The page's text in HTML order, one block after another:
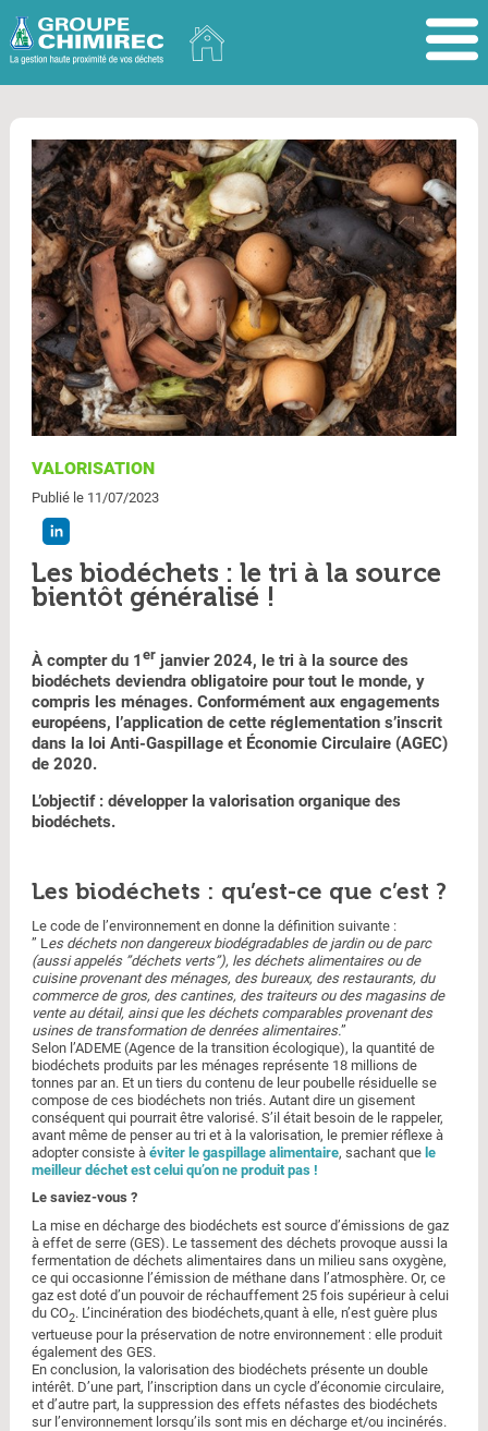
VALORISATION
Publié le 11/07/2023
Les biodéchets : le tri à la source
bientôt généralisé !
À compter du 1 erjanvier 2024, le tri à la source des
biodéchets deviendra obligatoire pour tout le monde, y
compris les ménages. Conformément aux engagements
européens, l’application de cette réglementation s’inscrit
dans la loi Anti-Gaspillage et Économie Circulaire (AGEC)
de 2020.
L’objectif : développer la valorisation organique des
biodéchets.
Les biodéchets : qu’est-ce que c’est ?
Le code de l’environnement en donne la définition suivante :
” L es déchets non dangereux biodégradables de jardin ou de parc
(aussi appelés ”déchets verts”), les déchets alimentaires ou de
cuisine provenant des ménages, des bureaux, des restaurants, du
commerce de gros, des cantines, des traiteurs ou des magasins de
vente au détail, ainsi que les déchets comparables provenant des
usines de transformation de denrées alimentaires.”
Selon l’ADEME (Agence de la transition écologique), la quantité de
biodéchets produits par les ménages représente 18 millions de
tonnes par an. Et un tiers du contenu de leur poubelle résiduelle se
compose de ces biodéchets non triés. Autant dire un gisement
conséquent qui pourrait être valorisé. S’il était besoin de le rappeler,
avant même de penser au tri et à la valorisation, le premier réflexe à
adopter consiste à éviter le gaspillage alimentaire, sachant que le
meilleur déchet est celui qu’on ne produit pas !
Le saviez-vous ?
La mise en décharge des biodéchets est source d’émissions de gaz
à effet de serre (GES). Le tassement des déchets provoque aussi la
fermentation de déchets alimentaires dans un milieu sans oxygène,
ce qui occasionne l’émission de méthane dans l’atmosphère. Or, ce
gaz est doté d’un pouvoir de réchauffement 25 fois supérieur à celui
du CO2. L’incinération des biodéchets,quant à elle, n’est guère plus
vertueuse pour la préservation de notre environnement : elle produit
également des GES.
En conclusion, la valorisation des biodéchets présente un double
intérêt. D’une part, l’inscription dans un cycle d’économie circulaire,
et d’autre part, la suppression des effets néfastes des biodéchets
sur l’environnement lorsqu’ils sont mis en décharge et/ou incinérés.